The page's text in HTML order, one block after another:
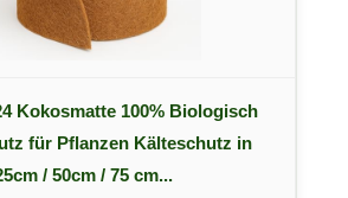
Kokosmatte 100% Biologisch
für Pflanzen Kälteschutz in
/ 50cm / 75 cm...